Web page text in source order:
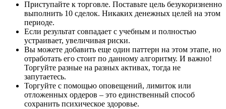
Приступайте к торговле. Поставьте цель безукоризненно
выполнить 10 сделок. Никаких денежных целей на этом
периоде.
Если результат совпадает с учебным и полностью
устраивает, увеличивая риски.
Вы можете добавить еще один паттерн на этом этапе, но
отработать его стоит по данному алгоритму. И важно!
Торгуйте разные на разных активах, тогда не
запутаетесь.
Торгуйте с помощью оповещений, лимиток или
отложенных ордеров – это единственный способ
сохранить психическое здоровье.